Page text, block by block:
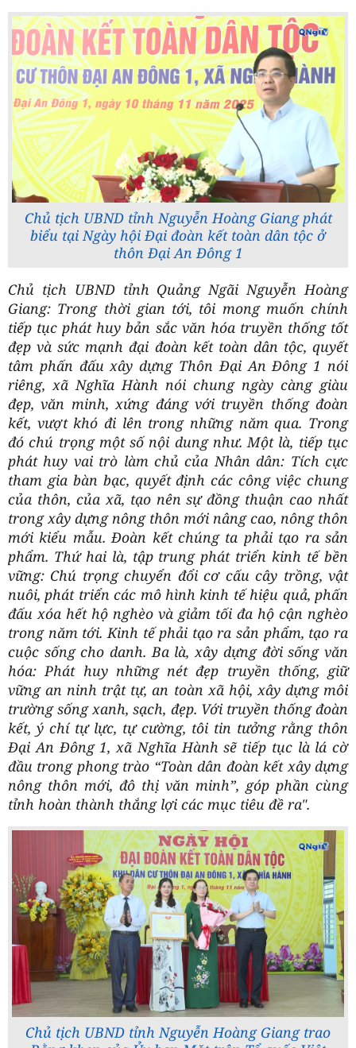
Chủ tịch UBND tỉnh Nguyễn Hoàng Giang phát
biểu tại Ngày hội Đại đoàn kết toàn dân tộc ở
thôn Đại An Đông 1
Chủ tịch UBND tỉnh Quảng Ngãi Nguyễn Hoàng
Giang: Trong thời gian tới, tôi mong muốn chính
tiếp tục phát huy bản sắc văn hóa truyền thống tốt
đẹp và sức mạnh đại đoàn kết toàn dân tộc, quyết
tâm phấn đấu xây dựng Thôn Đại An Đông 1 nói
riêng, xã Nghĩa Hành nói chung ngày càng giàu
đẹp, văn minh, xứng đáng với truyền thống đoàn
kết, vượt khó đi lên trong những năm qua. Trong
đó chú trọng một số nội dung như. Một là, tiếp tục
phát huy vai trò làm chủ của Nhân dân: Tích cực
tham gia bàn bạc, quyết định các công việc chung
của thôn, của xã, tạo nên sự đồng thuận cao nhất
trong xây dựng nông thôn mới nâng cao, nông thôn
mới kiểu mẫu. Đoàn kết chúng ta phải tạo ra sản
phẩm. Thứ hai là, tập trung phát triển kinh tế bền
vững: Chú trọng chuyển đổi cơ cấu cây trồng, vật
nuôi, phát triển các mô hình kinh tế hiệu quả, phấn
đấu xóa hết hộ nghèo và giảm tối đa hộ cận nghèo
trong năm tới. Kinh tế phải tạo ra sản phẩm, tạo ra
cuộc sống cho danh. Ba là, xây dựng đời sống văn
hóa: Phát huy những nét đẹp truyền thống, giữ
vững an ninh trật tự, an toàn xã hội, xây dựng môi
trường sống xanh, sạch, đẹp. Với truyền thống đoàn
kết, ý chí tự lực, tự cường, tôi tin tưởng rằng thôn
Đại An Đông 1, xã Nghĩa Hành sẽ tiếp tục là lá cờ
đầu trong phong trào “Toàn dân đoàn kết xây dựng
nông thôn mới, đô thị văn minh”, góp phần cùng
tỉnh hoàn thành thắng lợi các mục tiêu đề ra".
Chủ tịch UBND tỉnh Nguyễn Hoàng Giang trao